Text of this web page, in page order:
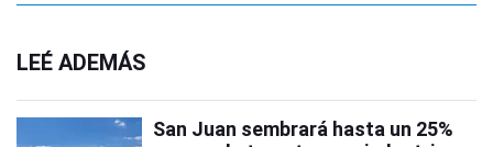
LEÉ ADEMÁS
San Juan sembrará hasta un 25%